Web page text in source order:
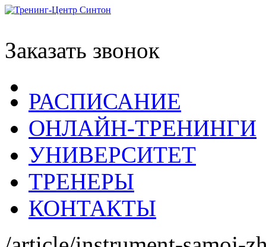
Заказать звонок
РАСПИСАНИЕ
ОНЛАЙН-ТРЕНИНГИ
УНИВЕРСИТЕТ
ТРЕНЕРЫ
КОНТАКТЫ